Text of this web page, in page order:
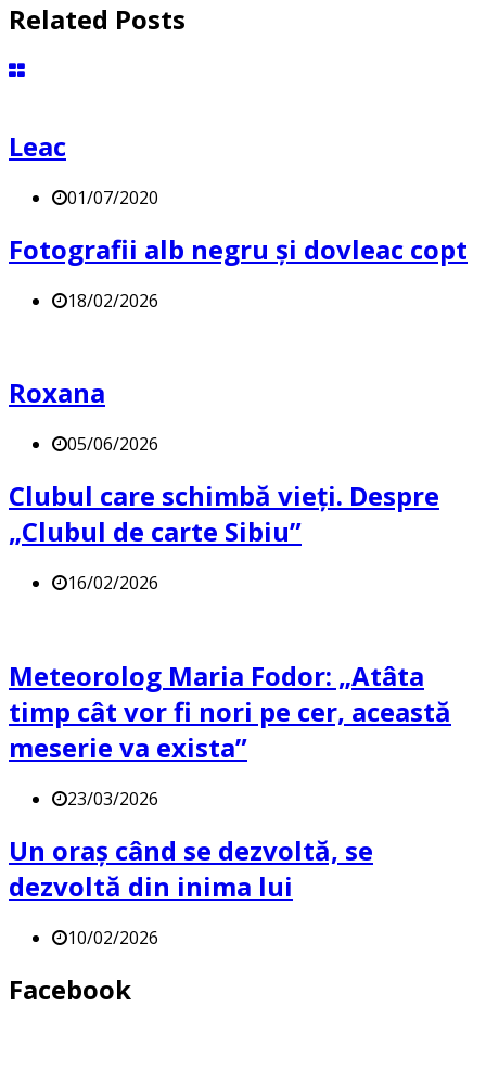
Related Posts
Leac
01/07/2020
Fotografii alb negru și dovleac copt
18/02/2026
Roxana
05/06/2026
Clubul care schimbă vieți. Despre
„Clubul de carte Sibiu”
16/02/2026
Meteorolog Maria Fodor: „Atâta
timp cât vor fi nori pe cer, această
meserie va exista”
23/03/2026
Un oraș când se dezvoltă, se
dezvoltă din inima lui
10/02/2026
Facebook